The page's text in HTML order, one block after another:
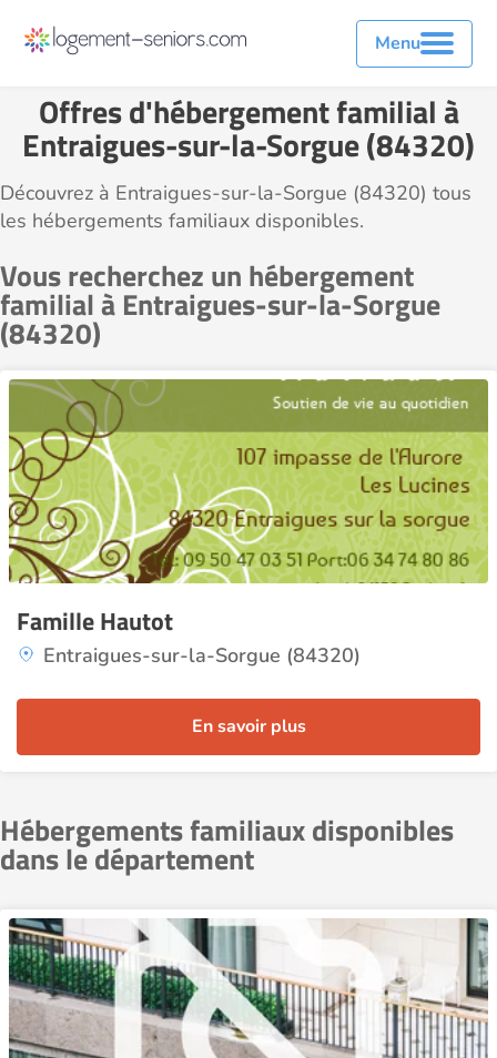
Menu
Offres d'hébergement familial à
Entraigues-sur-la-Sorgue (84320)
Découvrez à Entraigues-sur-la-Sorgue (84320) tous
les hébergements familiaux disponibles.
Vous recherchez un hébergement
familial à Entraigues-sur-la-Sorgue
(84320)
Famille Hautot
Entraigues-sur-la-Sorgue (84320)
En savoir plus
Hébergements familiaux disponibles
dans le département